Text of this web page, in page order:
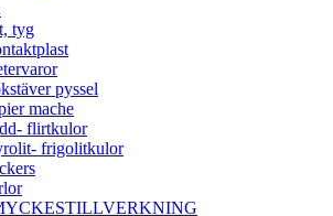
tyg
pyssel
mache
flirtkulor
frigolitkulor